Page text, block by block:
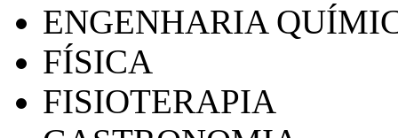
ENGENHARIA
FÍSICA
FISIOTERAPIA